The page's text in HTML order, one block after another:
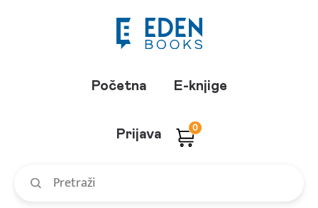
Početna E-knjige
Prijava 0